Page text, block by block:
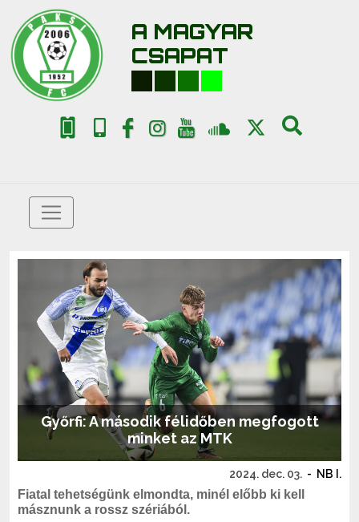
A MAGYAR
CSAPAT
Győrfi: A második félidőben megfogott
minket az MTK
2024. dec. 03. - NB I.
Fiatal tehetségünk elmondta, minél előbb ki kell
másznunk a rossz szériából.